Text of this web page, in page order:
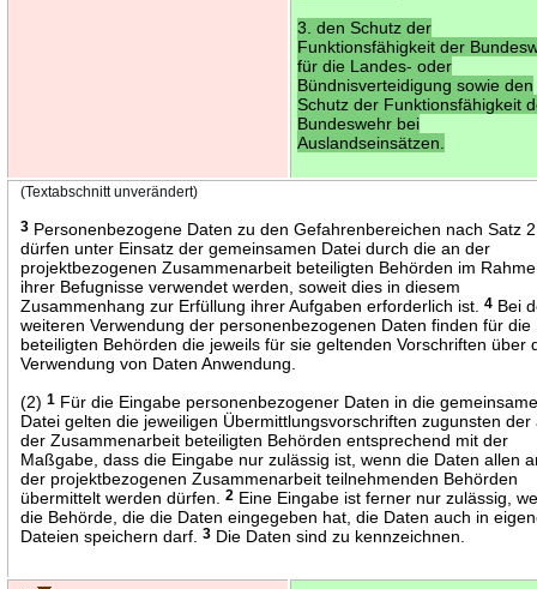
3. den Schutz der
Funktionsfähigkeit der
für die Landes- oder
Bündnisverteidigung sowie den
Schutz der Funktionsfähigkeit
Bundeswehr bei
Auslandseinsätzen.
(Textabschnitt unverändert)
3 Personenbezogene Daten zu den Gefahrenbereichen nach Satz 2
dürfen unter Einsatz der gemeinsamen Datei durch die an der
projektbezogenen Zusammenarbeit beteiligten Behörden im
ihrer Befugnisse verwendet werden, soweit dies in diesem
Zusammenhang zur Erfüllung ihrer Aufgaben erforderlich ist.4 Bei
weiteren Verwendung der personenbezogenen Daten finden für die
beteiligten Behörden die jeweils für sie geltenden Vorschriften über
Verwendung von Daten Anwendung.
(2)1 Für die Eingabe personenbezogener Daten in die
Datei gelten die jeweiligen Übermittlungsvorschriften zugunsten der
der Zusammenarbeit beteiligten Behörden entsprechend mit der
Maßgabe, dass die Eingabe nur zulässig ist, wenn die Daten allen
der projektbezogenen Zusammenarbeit teilnehmenden Behörden
übermittelt werden dürfen.2 Eine Eingabe ist ferner nur zulässig,
die Behörde, die die Daten eingegeben hat, die Daten auch in
Dateien speichern darf.3 Die Daten sind zu kennzeichnen.